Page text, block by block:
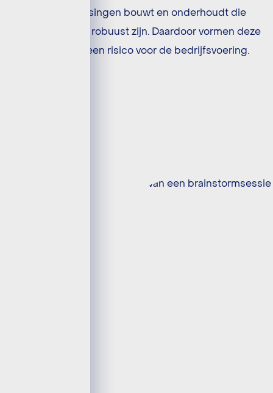
bedrijfsoplossingen bouwt en onderhoudt die
ook nog eens robuust zijn. Daardoor vormen deze
oplossingen een risico voor de bedrijfsvoering.